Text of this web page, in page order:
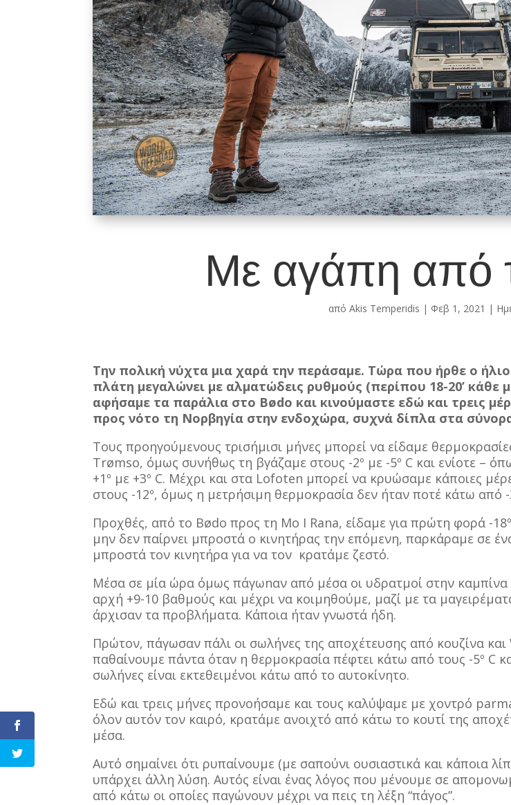
Με αγάπη από
από Akis Temperidis | Φεβ 1, 2021 |
Την πολική νύχτα μια χαρά την περάσαμε. Τώρα που ήρθε ο
πλάτη μεγαλώνει με αλματώδεις ρυθμούς (περίπου 18-20’
αφήσαμε τα παράλια στο Bødo και κινούμαστε εδώ και τρεις
προς νότο τη Νορβηγία στην ενδοχώρα, συχνά δίπλα στα
Τους προηγούμενους τρισήμισι μήνες μπορεί να είδαμε
Trømso, όμως συνήθως τη βγάζαμε στους -2º με -5º C και ενίοτε –
+1º με +3º C. Μέχρι και στα Lofoten μπορεί να κρυώσαμε κάποιες
στους -12º, όμως η μετρήσιμη θερμοκρασία δεν ήταν ποτέ κάτω από -
Προχθές, από το Bødo προς τη Mo I Rana, είδαμε για πρώτη φορά -
μην δεν παίρνει μπροστά ο κινητήρας την επόμενη, παρκάραμε σε
μπροστά τον κινητήρα για να τον κρατάμε ζεστό.
Μέσα σε μία ώρα όμως πάγωnαν από μέσα οι υδρατμοί στην
αρχή +9-10 βαθμούς και μέχρι να κοιμηθούμε, μαζί με τα
άρχισαν τα προβλήματα. Kάποια ήταν γνωστά ήδη.
Πρώτον, πάγωσαν πάλι οι σωλήνες της αποχέτευσης από κουζίνα
παθαίνουμε πάντα όταν η θερμοκρασία πέφτει κάτω από τους -5º C
σωλήνες είναι εκτεθειμένοι κάτω από το αυτοκίνητο.
Εδώ και τρεις μήνες προνοήσαμε και τους καλύψαμε με χοντρό
όλον αυτόν τον καιρό, κρατάμε ανοιχτό από κάτω το κουτί της
μέσα.
Αυτό σημαίνει ότι ρυπαίνουμε (με σαπούνι ουσιαστικά και κάποια
υπάρχει άλλη λύση. Αυτός είναι ένας λόγος που μένουμε σε
από κάτω οι οποίες παγώνουν μέχρι να πεις τη λέξη “πάγος”.